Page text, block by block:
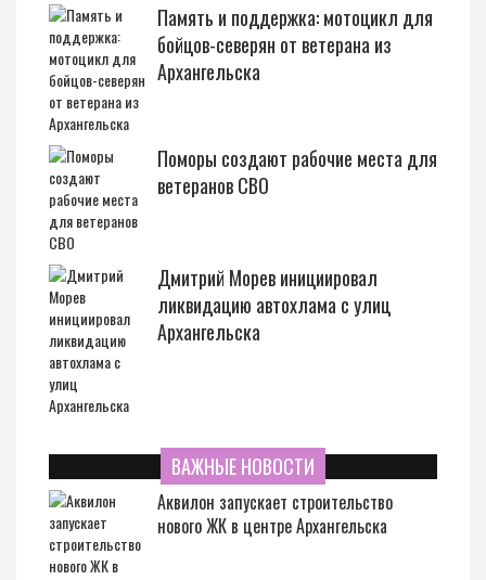
Память и поддержка: мотоцикл для
бойцов-северян от ветерана из
Архангельска
Поморы создают рабочие места для
ветеранов СВО
Дмитрий Морев инициировал
ликвидацию автохлама с улиц
Архангельска
ВАЖНЫЕ НОВОСТИ
Аквилон запускает строительство
нового ЖК в центре Архангельска